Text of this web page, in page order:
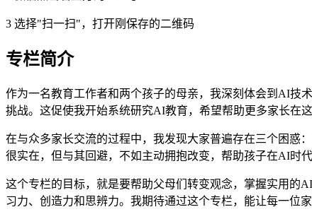
3 选择"扫一扫"，打开刚保存的二维码
专栏简介
作为一名教育工作者和两个孩子的母亲，我深刻体会到AI技
挑战。这促使我开始系统研究AI教育，希望帮助更多家长在
在与众多家长交流的过程中，我发现大家普遍存在三个困惑
很实在，但与其回避，不如主动拥抱改变，帮助孩子在AI时代
这个专栏的目标，就是要帮助父母们转变观念，掌握实用的
习力、创造力和思辨力。我期待通过这个专栏，能让每一位